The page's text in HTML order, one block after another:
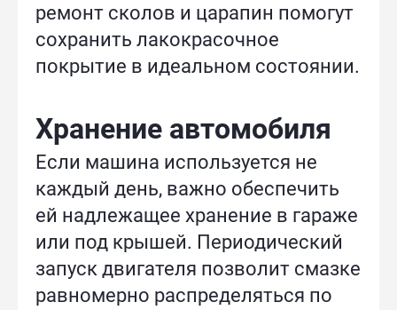
ремонт сколов и царапин помогут
сохранить лакокрасочное
покрытие в идеальном состоянии.
Хранение автомобиля
Если машина используется не
каждый день, важно обеспечить
ей надлежащее хранение в гараже
или под крышей. Периодический
запуск двигателя позволит смазке
равномерно распределяться по